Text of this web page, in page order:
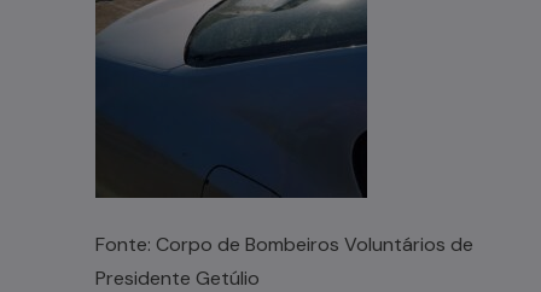
Fonte: Corpo de Bombeiros Voluntários de
Presidente Getúlio